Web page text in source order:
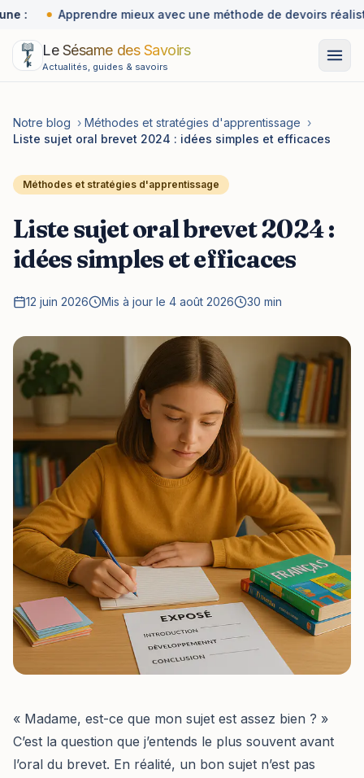
: Apprendre mieux avec une méthode de devoirs
Le Sésame des Savoirs
Actualités, guides & savoirs
Notre blog › Méthodes et stratégies d'apprentissage ›
Liste sujet oral brevet 2024 : idées simples et efficaces
Méthodes et stratégies d'apprentissage
Liste sujet oral brevet 2024 :
idées simples et efficaces
12 juin 2026 Mis à jour le 4 août 2026 30 min
« Madame, est-ce que mon sujet est assez bien ? »
C’est la question que j’entends le plus souvent avant
l’oral du brevet. En réalité, un bon sujet n’est pas